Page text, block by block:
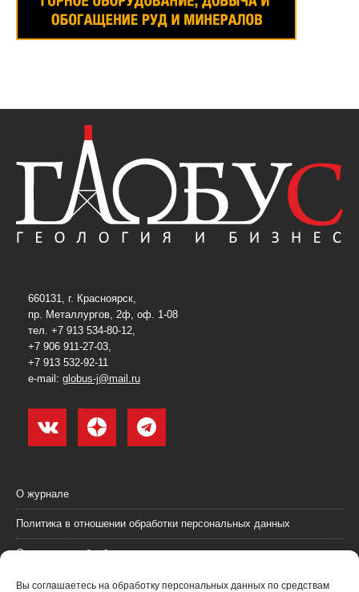
Вы соглашаетесь на обработку персональных данных по средствам
660131, г. Красноярск,
пр. Металлургов, 2ф, оф. 1-08
тел. +7 913 534-80-12,
+7 906 911-27-03,
+7 913 532-92-11
e-mail: globus-j@mail.ru
О журнале
Политика в отношении обработки персональных данных
Согласие на обработку персональных данных
Пользовательское соглашение (оферта)